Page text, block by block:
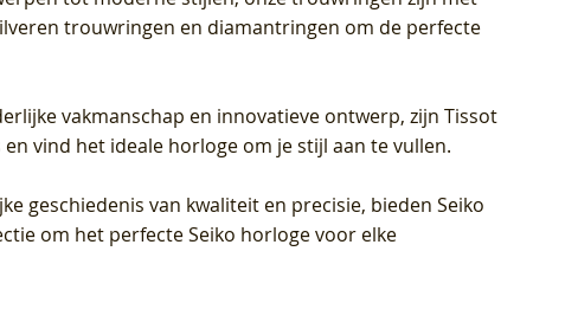
trouwringen en diamantringen om de perfecte
vakmanschap en innovatieve ontwerp, zijn Tissot
vind het ideale horloge om je stijl aan te vullen.
geschiedenis van kwaliteit en precisie, bieden Seiko
om het perfecte Seiko horloge voor elke